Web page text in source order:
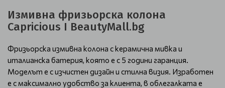
Измивна фризьорска колона
Capricious І BeautyMall.bg
Фризьорска измивна колона с керамична мивка и
италианска батерия, която е с 5 години гаранция.
Моделът е с изчистен дизайн и стилна визия. Изработен
е с максимално удобство за клиента, в облегалката е